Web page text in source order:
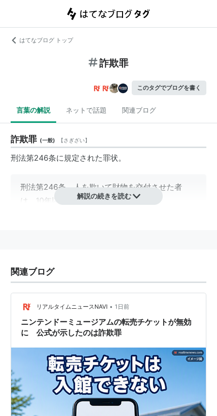
はてなブログ トップ
詐欺罪
このタグでブログを書く
言葉の解説 ネットで話題 関連ブログ
詐欺罪 (一般) 【さぎざい】
刑法第246条に規定された罪状。
刑法第246条 人を欺いて財物を交付させた者
は、10年以下の懲役に処する。
解説の続きを読む
関連ブログ
リアルタイムニュースNAVI • 1日前
ニンテンドーミュージアムの転売チケットが無効
に 公式が示したのは詐欺罪